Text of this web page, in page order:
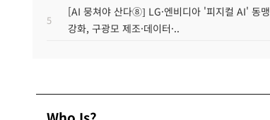
5
[AI 뭉쳐야 산다⑧] LG·엔비디아 '피지컬 AI' 동맹
강화, 구광모 제조·데이터·..